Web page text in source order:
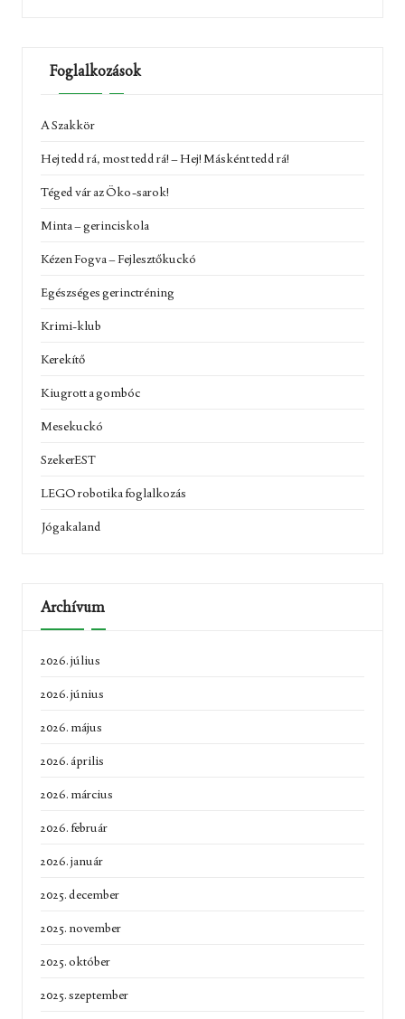
Foglalkozások
A Szakkör
Hej tedd rá, most tedd rá! – Hej! Másként tedd rá!
Téged vár az Öko-sarok!
Minta – gerinciskola
Kézen Fogva – Fejlesztőkuckó
Egészséges gerinctréning
Krimi-klub
Kerekítő
Kiugrott a gombóc
Mesekuckó
SzekerEST
LEGO robotika foglalkozás
Jógakaland
Archívum
2026. július
2026. június
2026. május
2026. április
2026. március
2026. február
2026. január
2025. december
2025. november
2025. október
2025. szeptember